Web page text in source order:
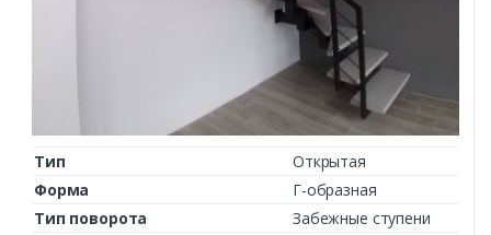
Тип
Открытая
Форма
Г-образная
Тип поворота
Забежные ступени